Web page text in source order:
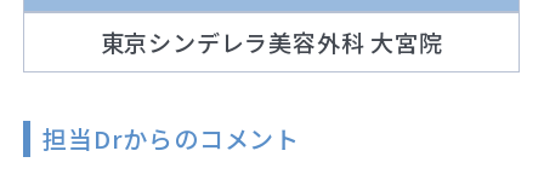
東京シンデレラ美容外科 大宮院
担当Drからのコメント